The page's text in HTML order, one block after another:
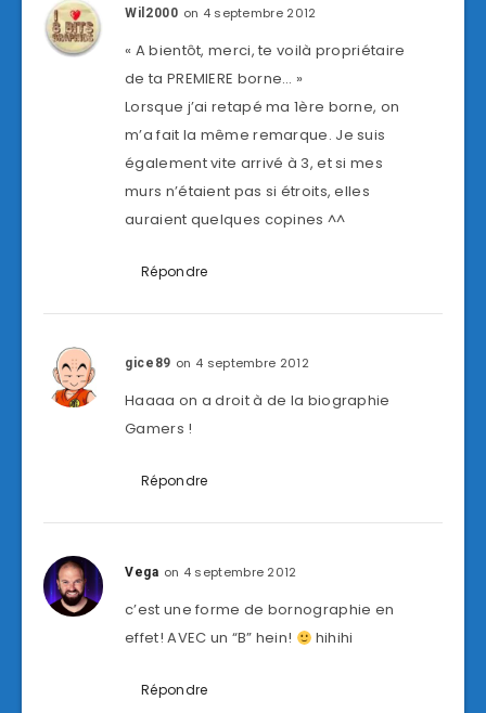
Wil2000 on 4 septembre 2012
« A bientôt, merci, te voilà propriétaire
de ta PREMIERE borne… »
Lorsque j’ai retapé ma 1ère borne, on
m’a fait la même remarque. Je suis
également vite arrivé à 3, et si mes
murs n’étaient pas si étroits, elles
auraient quelques copines ^^
Répondre
gice89 on 4 septembre 2012
Haaaa on a droit à de la biographie
Gamers !
Répondre
Vega on 4 septembre 2012
c’est une forme de bornographie en
effet! AVEC un “B” hein!
hihihi
Répondre